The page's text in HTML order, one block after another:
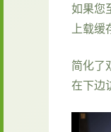
如果您
上载缓
简化了
在下边